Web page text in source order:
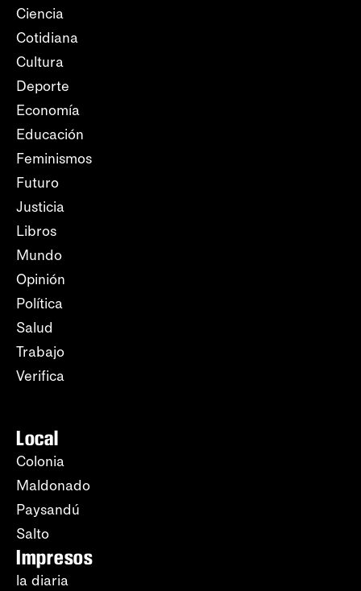
Ciencia
Cotidiana
Cultura
Deporte
Economía
Educación
Feminismos
Futuro
Justicia
Libros
Mundo
Opinión
Política
Salud
Trabajo
Verifica
Local
Colonia
Maldonado
Paysandú
Salto
Impresos
la diaria